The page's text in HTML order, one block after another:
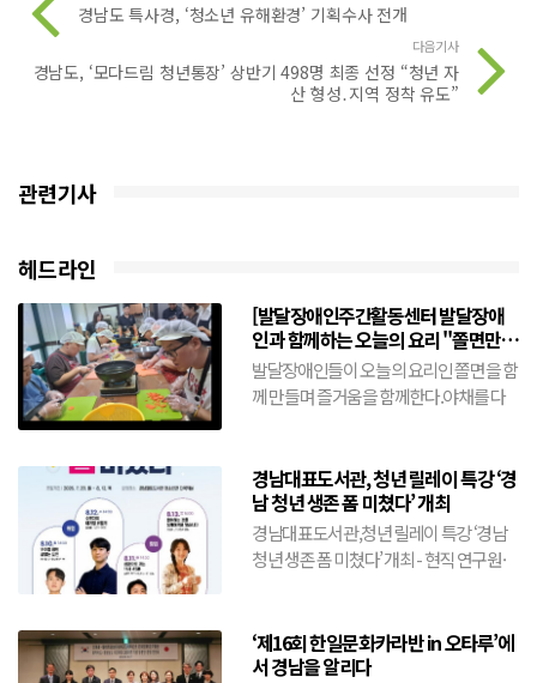
경남도 특사경, ‘청소년 유해환경’ 기획수사 전개
다음기사
경남도, ‘모다드림 청년통장’ 상반기 498명 최종 선정 “청년 자
산 형성․지역 정착 유도”
관련기사
헤드라인
[발달장애인주간활동센터 발달장애
인과 함께하는 오늘의 요리 "쫄면만들
기"(8월10일)
발달장애인들이 오늘의 요리인 쫄면을 함
께 만들며 즐거움을 함께한다.야채를 다
경남대표도서관, 청년 릴레이 특강 ‘경
남 청년 생존 폼 미쳤다’ 개최
경남대표도서관,청년 릴레이 특강 ‘경남
청년 생존 폼 미쳤다’ 개최 - 현직 연구원·
‘제16회 한일문화카라반 in 오타루’에
서 경남을 알리다